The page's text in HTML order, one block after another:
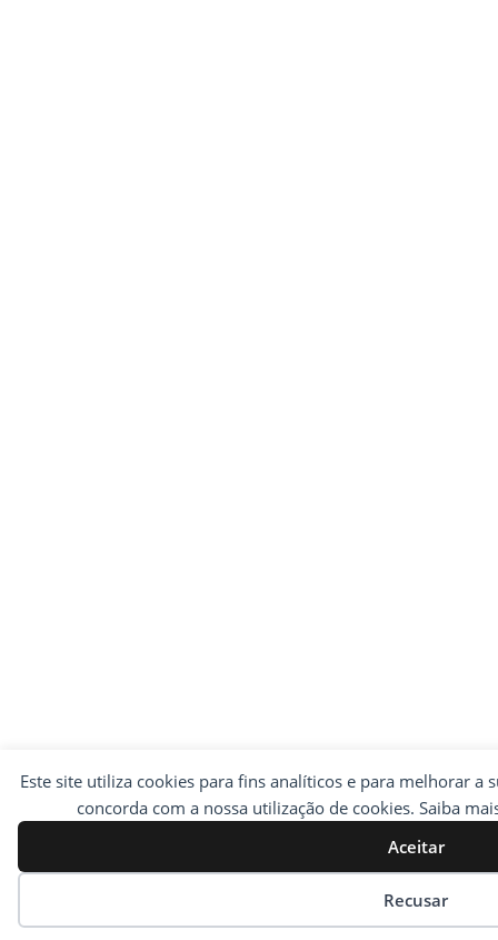
Este site utiliza cookies para fins analíticos e para melhorar a
concorda com a nossa utilização de cookies. Saiba
Aceitar
Recusar